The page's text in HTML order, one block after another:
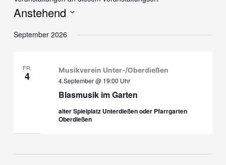
Anstehend
wählen.
September 2026
FR.
4
Blasmusik im Garten
4.September @ 19:00 Uhr
Musikverein Unter-/Oberdießen
alter Spielplatz Unterdießen oder Pfarrgarten
Oberdießen